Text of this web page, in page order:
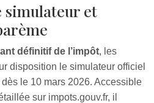
simulateur et
définitif de l’impôt, les
disposition le simulateur officiel
le 10 mars 2026. Accessible
sur impots.gouv.fr, il